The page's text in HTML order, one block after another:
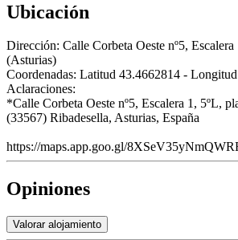
Ubicación
Dirección: Calle Corbeta Oeste nº5,
(Asturias)
Coordenadas: Latitud 43.4662814 -
Aclaraciones:
*Calle Corbeta Oeste nº5, Escalera 1, 5ºL,
(33567) Ribadesella, Asturias, España
https://maps.app.goo.gl/
Opiniones
Valorar alojamiento